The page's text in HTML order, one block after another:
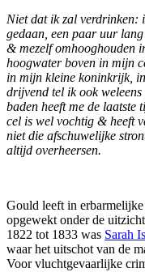
Niet dat ik zal verdrinken:
gedaan, een paar uur
& mezelf omhooghouden
hoogwater boven in mijn
in mijn kleine koninkrijk,
drijvend tel ik ook
baden heeft me de
cel is wel vochtig & heeft
niet die afschuwelijke
altijd overheersen.
Gould leeft in
opgewekt onder de
1822 tot 1833 was Sarah
waar het uitschot van de
Voor vluchtgevaarlijke